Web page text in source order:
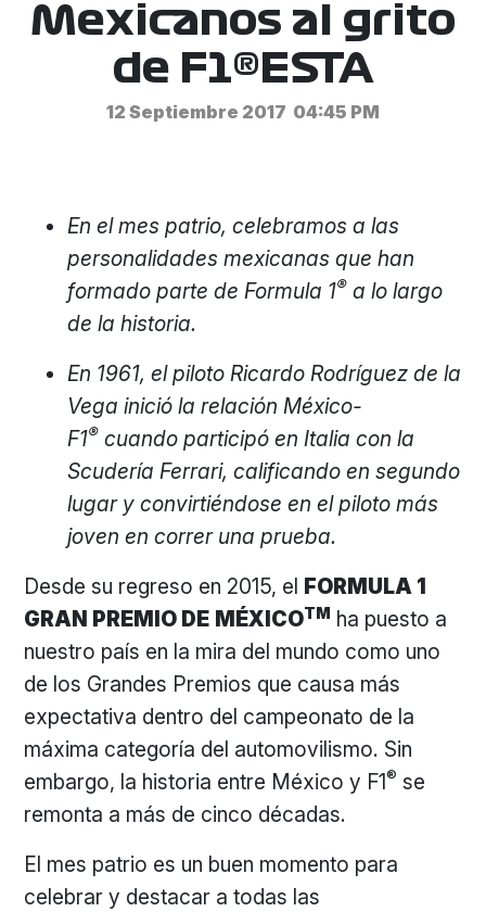
Mexicanos al grito
de F1®ESTA
12 Septiembre 2017 04:45 PM
En el mes patrio, celebramos a las
personalidades mexicanas que han
formado parte de Formula 1® a lo largo
de la historia.
En 1961, el piloto Ricardo Rodríguez de la
Vega inició la relación México-
F1® cuando participó en Italia con la
Scudería Ferrari, calificando en segundo
lugar y convirtiéndose en el piloto más
joven en correr una prueba.
Desde su regreso en 2015, el FORMULA 1
GRAN PREMIO DE MÉXICOTM ha puesto a
nuestro país en la mira del mundo como uno
de los Grandes Premios que causa más
expectativa dentro del campeonato de la
máxima categoría del automovilismo. Sin
embargo, la historia entre México y F1® se
remonta a más de cinco décadas.
El mes patrio es un buen momento para
celebrar y destacar a todas las